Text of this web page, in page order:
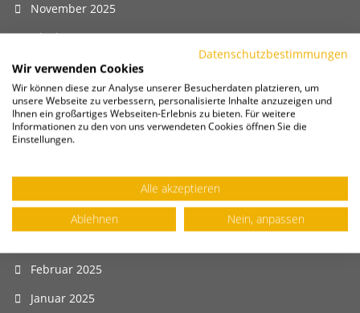
November 2025
Oktober 2025
September 2025
August 2025
Juli 2025
Mai 2025
April 2025
Februar 2025
Januar 2025
Datenschutzbestimmungen
Wir verwenden Cookies
Wir können diese zur Analyse unserer Besucherdaten platzieren, um
unsere Webseite zu verbessern, personalisierte Inhalte anzuzeigen und
Ihnen ein großartiges Webseiten-Erlebnis zu bieten. Für weitere
Informationen zu den von uns verwendeten Cookies öffnen Sie die
Einstellungen.
Alle akzeptieren
Ablehnen
Nein, anpassen